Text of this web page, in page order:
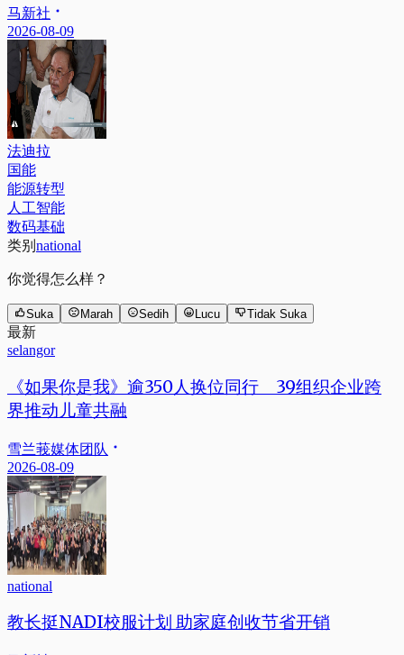
马新社
2026-08-09
法迪拉
国能
能源转型
人工智能
数码基础
类别 national
你觉得怎么样？
Suka Marah Sedih Lucu Tidak Suka
最新
selangor
《如果你是我》逾350人换位同行 39组织企业跨
界推动儿童共融
雪兰莪媒体团队
2026-08-09
national
教长挺NADI校服计划 助家庭创收节省开销